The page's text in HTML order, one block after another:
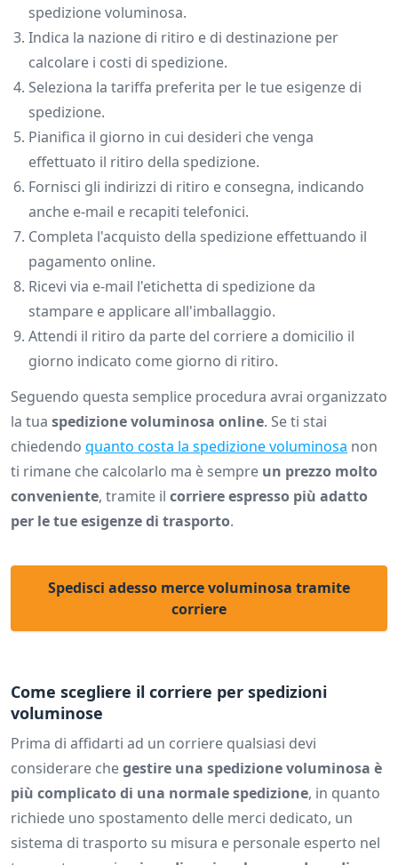
spedizione voluminosa.
Indica la nazione di ritiro e di destinazione per
calcolare i costi di spedizione.
Seleziona la tariffa preferita per le tue esigenze di
spedizione.
Pianifica il giorno in cui desideri che venga
effettuato il ritiro della spedizione.
Fornisci gli indirizzi di ritiro e consegna, indicando
anche e-mail e recapiti telefonici.
Completa l'acquisto della spedizione effettuando il
pagamento online.
Ricevi via e-mail l'etichetta di spedizione da
stampare e applicare all'imballaggio.
Attendi il ritiro da parte del corriere a domicilio il
giorno indicato come giorno di ritiro.
Seguendo questa semplice procedura avrai organizzato
la tua spedizione voluminosa online. Se ti stai
chiedendo quanto costa la spedizione voluminosa non
ti rimane che calcolarlo ma è sempre un prezzo molto
conveniente, tramite il corriere espresso più adatto
per le tue esigenze di trasporto.
Spedisci adesso merce voluminosa tramite
corriere
Come scegliere il corriere per spedizioni
voluminose
Prima di affidarti ad un corriere qualsiasi devi
considerare chegestire una spedizione voluminosa è
più complicato di una normale spedizione, in quanto
richiede uno spostamento delle merci dedicato, un
sistema di trasporto su misura e personale esperto nel